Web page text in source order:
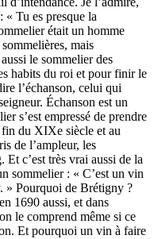
Tu es presque la
était un homme
mais
le sommelier des
habits du roi et pour finir le
l’échanson, celui qui
Échanson est un
s’est empressé de prendre
du XIXe siècle et au
de l’ampleur, les
Et c’est très vrai aussi de la
sommelier : « C’est un vin
» Pourquoi de Brétigny ?
1690 aussi, et dans
le comprend même si ce
Et pourquoi un vin à faire